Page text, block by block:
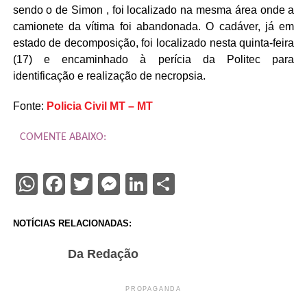
sendo o de Simon , foi localizado na mesma área onde a
camionete da vítima foi abandonada. O cadáver, já em
estado de decomposição, foi localizado nesta quinta-feira
(17) e encaminhado à perícia da Politec para
identificação e realização de necropsia.
Fonte: Policia Civil MT – MT
COMENTE ABAIXO:
WhatsApp
Facebook
Twitter
Messenger
LinkedIn
Share
NOTÍCIAS RELACIONADAS:
Da Redação
PROPAGANDA